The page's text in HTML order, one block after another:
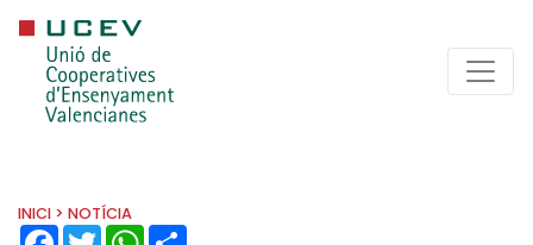
INICI > NOTÍCIA
FACEBOOK
TWITTERWHATSAPP